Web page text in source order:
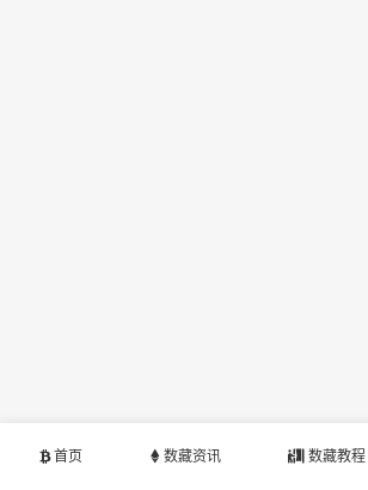
首页 数藏资讯 数藏教程